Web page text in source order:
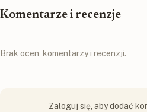
Komentarze i recenzje
Brak ocen, komentarzy i recenzji.
Zaloguj się, aby dodać